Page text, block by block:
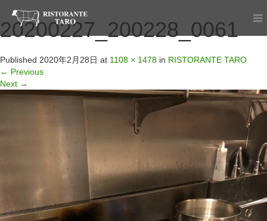
20200227_200228_0061
Published 2020年2月28日 at 1108 × 1478 in RISTORANTE TARO
← Previous
Next →